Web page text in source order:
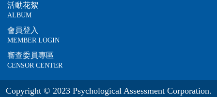
活動花絮
ALBUM
會員登入
MEMBER LOGIN
審查委員專區
CENSOR CENTER
Copyright © 2023 Psychological Assessment Corporation.